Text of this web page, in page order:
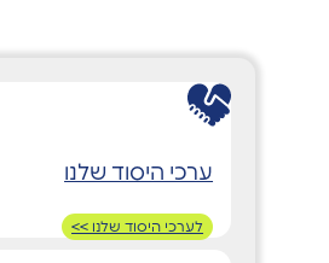
ערכי היסוד שלנו
לערכי היסוד שלנו >>